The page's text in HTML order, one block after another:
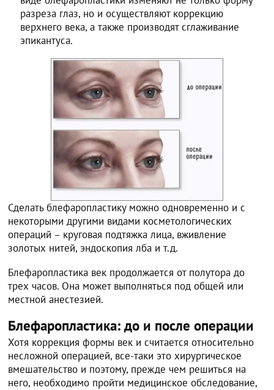
разреза глаз, но и осуществляют коррекцию
верхнего века, а также производят сглаживание
эпикантуса.
Сделать блефаропластику можно одновременно и с
некоторыми другими видами косметологических
операций – круговая подтяжка лица, вживление
золотых нитей, эндоскопия лба и т.д.
Блефаропластика век продолжается от полутора до
трех часов. Она может выполняться под общей или
местной анестезией.
Блефаропластика: до и после операции
Хотя коррекция формы век и считается относительно
несложной операцией, все-таки это хирургическое
вмешательство и поэтому, прежде чем решиться на
него, необходимо пройти медицинское обследование,